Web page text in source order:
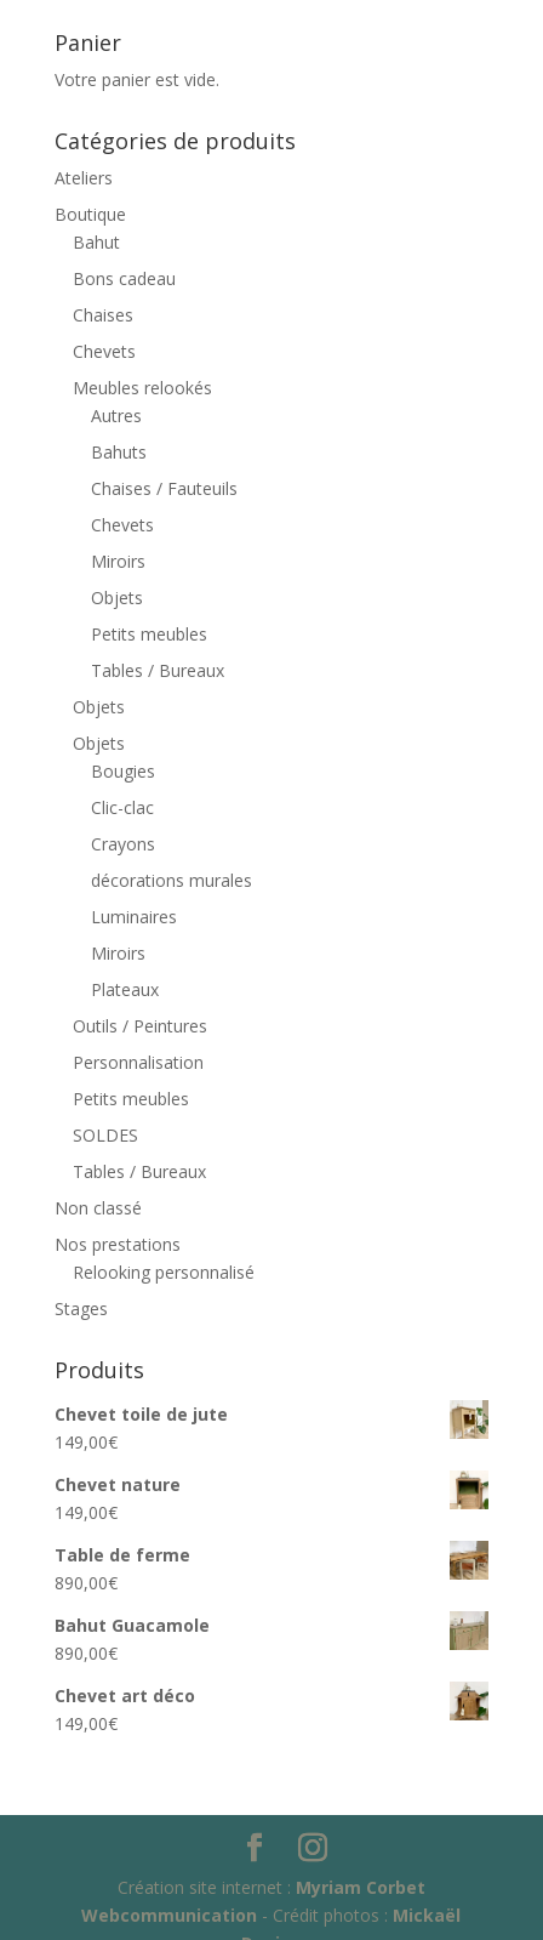
Panier
Votre panier est vide.
Catégories de produits
Ateliers
Boutique
Bahut
Bons cadeau
Chaises
Chevets
Meubles relookés
Autres
Bahuts
Chaises / Fauteuils
Chevets
Miroirs
Objets
Petits meubles
Tables / Bureaux
Objets
Objets
Bougies
Clic-clac
Crayons
décorations murales
Luminaires
Miroirs
Plateaux
Outils / Peintures
Personnalisation
Petits meubles
SOLDES
Tables / Bureaux
Non classé
Nos prestations
Relooking personnalisé
Stages
Produits
Chevet toile de jute
149,00€
Chevet nature
149,00€
Table de ferme
890,00€
Bahut Guacamole
890,00€
Chevet art déco
149,00€
Création site internet : Myriam Corbet
Webcommunication - Crédit photos : Mickaël